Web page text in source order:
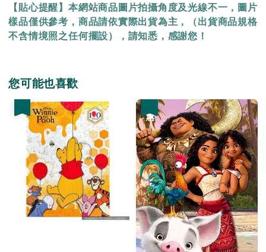
【貼心提醒】本網站商品圖片拍攝角度及光線不一，圖片
樣品僅供參考，商品請依實際出貨為主，（出貨商品規格
不含情境照之任何擺設），請知悉，感謝您！
您可能也喜歡